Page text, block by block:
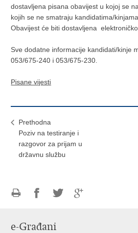
dostavljena pisana obavijest u kojoj se
kojih se ne smatraju kandidatima/
Obavijest će biti dostavljena
Sve dodatne informacije kandidati/kinje
053/675-240 i 053/675-230.
Pisane vijesti
Prethodna
Poziv na testiranje i
razgovor za prijam u
državnu službu
FacebookuTwitteru
e-Građani